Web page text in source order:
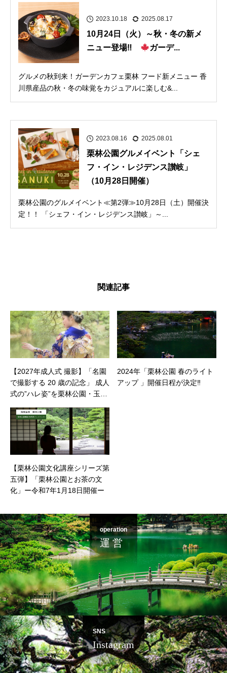
2023.10.18 2025.08.17
10月24日（火）～秋・冬の新メ
ニュー登場‼
ガーデ...
グルメの秋到来！ガーデンカフェ栗林 フード新メニュー 香
川県産品の秋・冬の味覚をカジュアルに楽しむ&...
2023.08.16 2025.08.01
栗林公園グルメイベント「シェ
フ・イン・レジデンス讃岐」
（10月28日開催）
栗林公園のグルメイベント≪第2弾≫10月28日（土）開催決
定！！ 「シェフ・イン・レジデンス讃岐」～...
関連記事
【2027年成人式 撮影】「名園
で撮影する 20 歳の記念」 成人
式の”ハレ姿”を栗林公園・玉藻
2024年「栗林公園 春のライト
アップ 」開催日程が決定‼
【栗林公園文化講座シリーズ第
五弾】「栗林公園とお茶の文
化」ー令和7年1月18日開催ー
operation
運 営
SNS
Instagram